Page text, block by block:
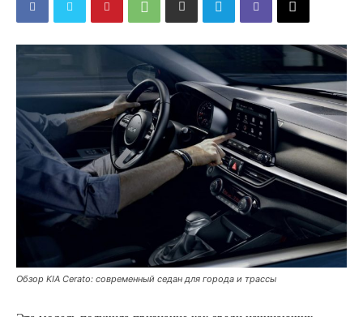
Обзор KIA Cerato: современный седан для города и трассы